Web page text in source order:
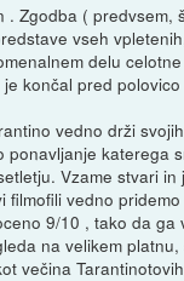
. Zgodba ( predvsem,
vseh
delu
končal pred
vedno drži
ponavljanje katerega
Vzame stvari
filmofili vedno
9/10 , tako da ga
na velikem
večina